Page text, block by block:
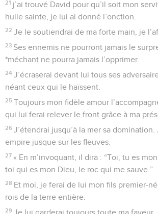
Psaumes 89
Seuls les Évangiles sont disponibles en vidéo pour le
L'homme passe, Dieu reste
1 Méditation d’Etân l’Ezrahite.
Je veux chanter à jamais les bontés de
proclamer d’âge en âge sa fidélité.
En effet, je peux le dire : ta bonté est
l’éternité. Dans les cieux tu as ancré ta
Tu as déclaré : « J’ai contracté une
à David, mon serviteur, j’ai fait un serment :
Je maintiens ta dynastie pour l’éternité et